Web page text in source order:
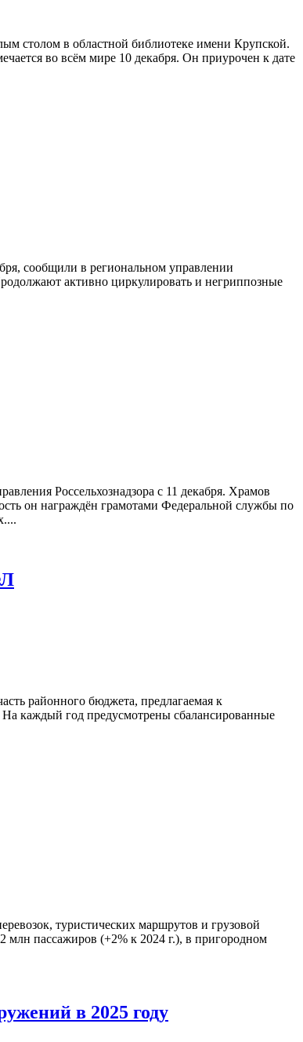
столом в областной библиотеке имени Крупской.
во всём мире 10 декабря. Он приурочен к дате
сообщили в региональном управлении
активно циркулировать и негриппозные
Россельхознадзора с 11 декабря. Храмов
он награждён грамотами Федеральной службы по
районного бюджета, предлагаемая к
На каждый год предусмотрены сбалансированные
туристических маршрутов и грузовой
млн пассажиров (+2% к 2024 г.), в пригородном
в 2025 году